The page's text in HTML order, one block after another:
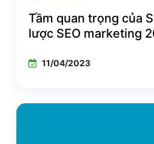
Tầm quan trọng của
lược SEO marketing
11/04/2023